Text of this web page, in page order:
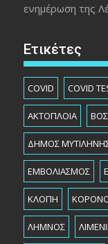
ενημέρωση της
Ετικέτες
COVID COVID
ΑΚΤΟΠΛΟΙΑ
ΔΗΜΟΣ
ΕΜΒΟΛΙΑΣΜΟΣ
ΚΛΟΠΗ
ΛΗΜΝΟΣ